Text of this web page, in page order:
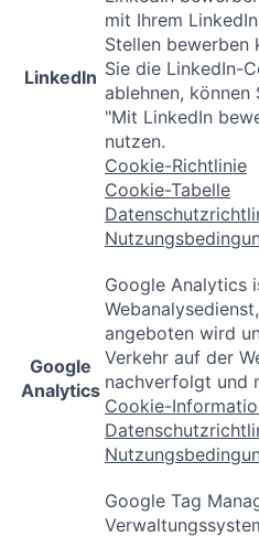
LinkedIn
mit Ihrem
Stellen bewerben
Sie die LinkedIn-
ablehnen, können
"Mit LinkedIn
nutzen.
Cookie-Richtlinie
Cookie-Tabelle
Google
Analytics
Google Analytics
angeboten wird
Verkehr auf der
nachverfolgt und
Cookie-
Google Tag